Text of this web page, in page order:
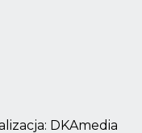
DKAmedia